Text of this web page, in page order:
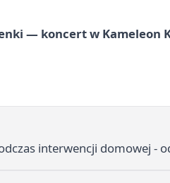
— koncert w Kameleon
interwencji domowej -